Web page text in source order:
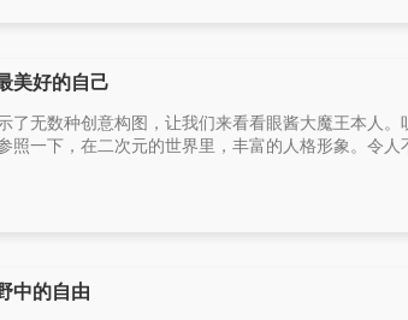
美好的自己
了无数种创意构图，让我们来看看眼酱大魔王本人。
照一下，在二次元的世界里，丰富的人格形象。令
中的自由